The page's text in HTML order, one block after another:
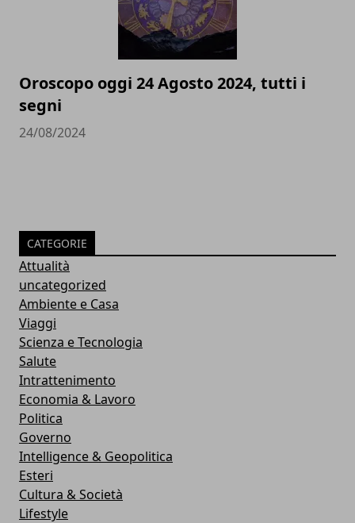
Oroscopo oggi 24 Agosto 2024, tutti i
segni
24/08/2024
CATEGORIE
Attualità
uncategorized
Ambiente e Casa
Viaggi
Scienza e Tecnologia
Salute
Intrattenimento
Economia & Lavoro
Politica
Governo
Intelligence & Geopolitica
Esteri
Cultura & Società
Lifestyle